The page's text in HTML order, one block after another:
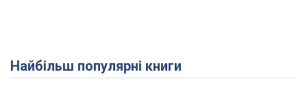
Play Video
Найбільш популярні книги